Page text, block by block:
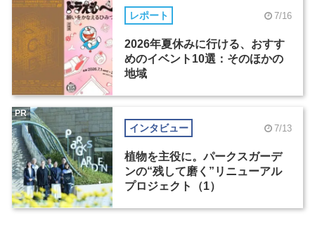
レポート 7/16
2026年夏休みに行ける、おすす
めのイベント10選：そのほかの
地域
インタビュー 7/13
植物を主役に。パークスガーデ
ンの“残して磨く”リニューアル
プロジェクト（1）
PR